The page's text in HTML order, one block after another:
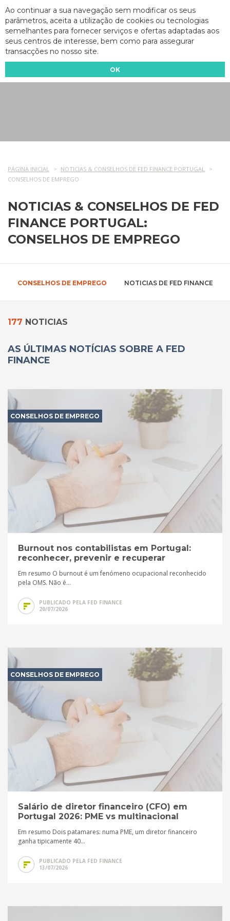
Ao continuar a sua navegação sem modificar os seus
parâmetros, aceita a utilização de cookies ou tecnologias
semelhantes para fornecer serviços e ofertas adaptadas aos
seus centros de interesse, bem como para assegurar
transacções no nosso site.
OK
PÁGINA INICIAL
NOTICIAS & CONSELHOS DE FED FINANCE PORTUGAL
CONSELHOS DE EMPREGO
NOTICIAS & CONSELHOS DE FED
FINANCE PORTUGAL:
CONSELHOS DE EMPREGO
CONSELHOS DE EMPREGO NOTICIAS DE FED FINANCE
177 NOTICIAS
AS ÚLTIMAS NOTÍCIAS SOBRE A FED
FINANCE
CONSELHOS DE EMPREGO
Burnout nos contabilistas em Portugal:
reconhecer, prevenir e recuperar
Em resumo O burnout é um fenómeno ocupacional reconhecido
pela OMS. Não é...
PUBLICADO PELA FED FINANCE
20/07/2026
CONSELHOS DE EMPREGO
Salário de diretor financeiro (CFO) em
Portugal 2026: PME vs multinacional
Em resumo Dois patamares: numa PME, um diretor financeiro
ganha tipicamente 40...
PUBLICADO PELA FED FINANCE
13/07/2026